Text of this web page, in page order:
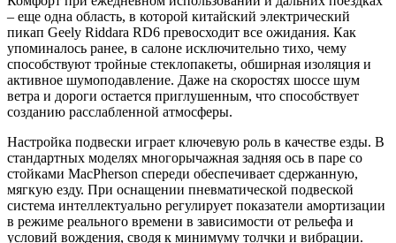
– еще одна область, в которой китайский электрический
пикап Geely Riddara RD6 превосходит все ожидания. Как
упоминалось ранее, в салоне исключительно тихо, чему
способствуют тройные стеклопакеты, обширная изоляция и
активное шумоподавление. Даже на скоростях шоссе шум
ветра и дороги остается приглушенным, что способствует
созданию расслабленной атмосферы.
Настройка подвески играет ключевую роль в качестве езды. В
стандартных моделях многорычажная задняя ось в паре со
стойками MacPherson спереди обеспечивает сдержанную,
мягкую езду. При оснащении пневматической подвеской
система интеллектуально регулирует показатели амортизации
в режиме реального времени в зависимости от рельефа и
условий вождения, сводя к минимуму толчки и вибрации.